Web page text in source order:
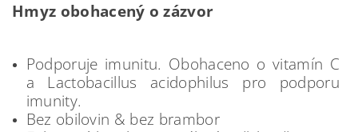
Hmyz obohacený o zázvor
Podporuje imunitu. Obohaceno o vitamín C
a Lactobacillus acidophilus pro podporu
imunity.
Bez obilovin & bez brambor